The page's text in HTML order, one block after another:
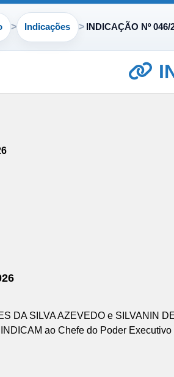
Indicações INDICAÇÃO Nº 046/
DA SILVA AZEVEDO e SILVANIN
ao Chefe do Poder